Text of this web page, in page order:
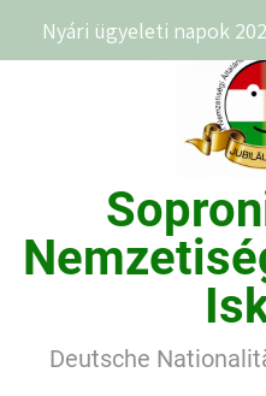
Deutsche
Nyári ügyeleti napok